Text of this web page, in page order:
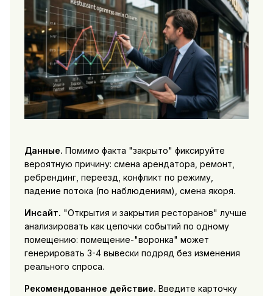
Данные. Помимо факта "закрыто" фиксируйте
вероятную причину: смена арендатора, ремонт,
ребрендинг, переезд, конфликт по режиму,
падение потока (по наблюдениям), смена якоря.
Инсайт. "Открытия и закрытия ресторанов" лучше
анализировать как цепочки событий по одному
помещению: помещение-"воронка" может
генерировать 3-4 вывески подряд без изменения
реального спроса.
Рекомендованное действие. Введите карточку